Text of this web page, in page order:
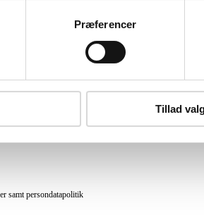
Præferencer
Tillad
Købsvilkår
samt persondatapolitik